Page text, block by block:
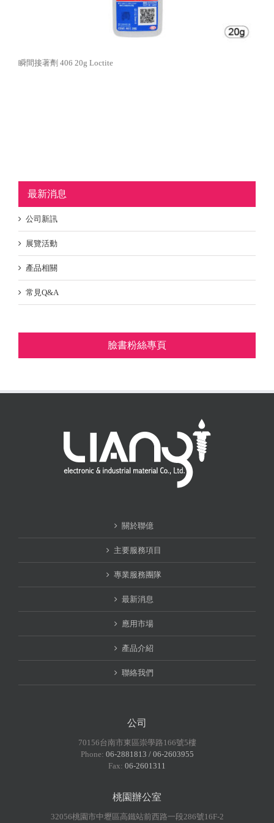
瞬間接著劑 406 20g Loctite
最新消息
公司新訊
展覽活動
產品相關
常見Q&A
臉書粉絲專頁
關於聯億
主要服務項目
專業服務團隊
最新消息
應用市場
產品介紹
聯絡我們
公司
70156台南市東區崇學路166號5樓
Phone: 06-2881813 / 06-2603955
Fax: 06-2601311
桃園辦公室
32056桃園市中壢區高鐵站前西路一段286號16F-2